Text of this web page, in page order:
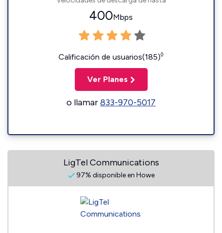
400Mbps
Calificación de usuarios(185)◊
Ver Planes
o llamar833-970-5017
LigTel Communications
97% disponible en Howe